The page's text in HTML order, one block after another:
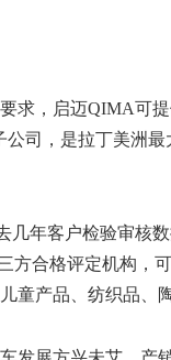
，启迈QIMA可提
司，是拉丁美洲
客户检验审核数
方合格评定机构，
童产品、纺织品、